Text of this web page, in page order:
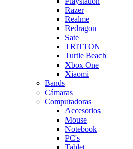
Razer
Realme
Redragon
Sate
TRITTON
Turtle Beach
Xbox One
Xiaomi
Bands
Cámaras
Computadoras
Accesorios
Mouse
Notebook
PC's
Tablet